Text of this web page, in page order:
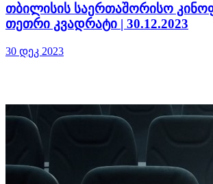
თბილისის საერთაშორისო
თეთრი კვადრატი | 30.12.2023
30 დეკ 2023